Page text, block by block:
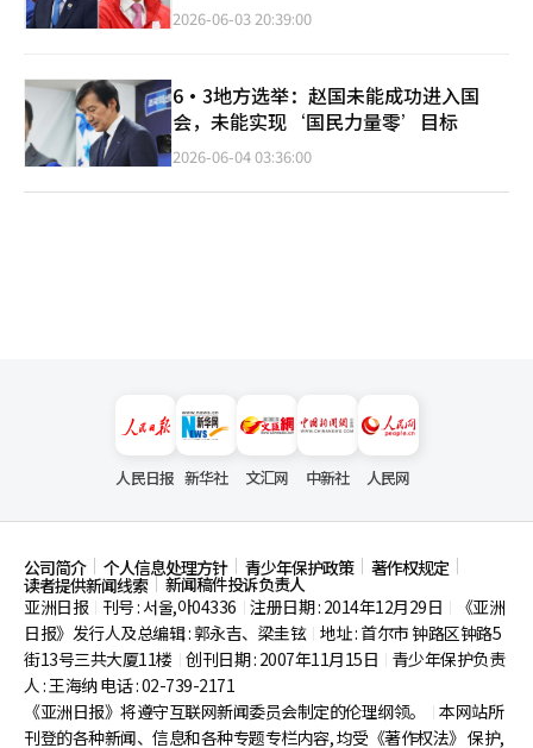
2026-06-03 20:39:00
6·3地方选举：赵国未能成功进入国
会，未能实现‘国民力量零’目标
2026-06-04 03:36:00
人民日报 新华社 文汇网 中新社 人民网
公司简介 个人信息处理方针 青少年保护政策 著作权规定
读者提供新闻线索
新闻稿件投诉负责人
亚洲日报
刊号 : 서울,아04336 注册日期 : 2014年12月29日
《亚洲
日报》发行人及总编辑 : 郭永吉、梁圭铉 地址 : 首尔市钟路区钟路5
街13号三共大厦11楼 创刊日期 : 2007年11月15日
青少年保护负责
人 : 王海纳 电话 : 02-739-2171
《亚洲日报》将遵守互联网新闻委员会制定的伦理纲领。
本网站所
刊登的各种新闻、信息和各种专题专栏内容, 均受《著作权法》 保护,